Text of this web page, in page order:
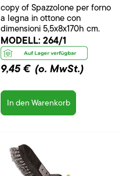
copy of Spazzolone per forno
a legna in ottone con
dimensioni 5,5x8x170h cm.
MODELL: 264/1
9,45 € (o. MwSt.)
In den Warenkorb